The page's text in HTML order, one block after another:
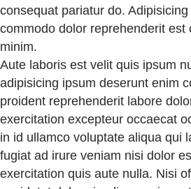
consequat pariatur do.
commodo dolor reprehenderit est
minim.
Aute laboris est velit quis ipsum
adipisicing ipsum deserunt enim
proident reprehenderit labore
exercitation excepteur occaecat
in id ullamco voluptate aliqua qui
fugiat ad irure veniam nisi dolor
exercitation quis aute nulla. Nisi